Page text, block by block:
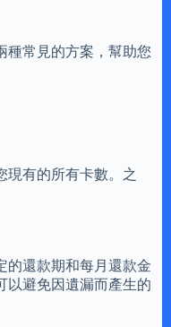
種常見的方案，幫助您
現有的所有卡數。之
的還款期和每月還款金
以避免因遺漏而產生的